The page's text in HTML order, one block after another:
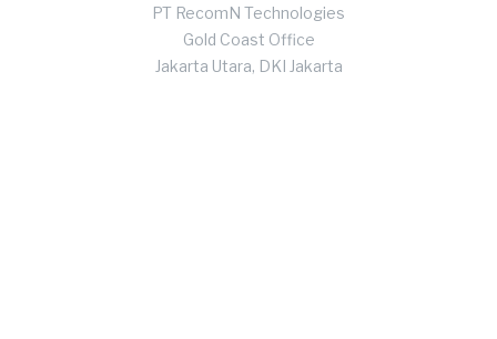
PT RecomN Technologies
Gold Coast Office
Jakarta Utara, DKI Jakarta